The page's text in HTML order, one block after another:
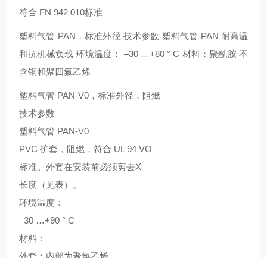
符合 FN 942 010标准
塑料气管 PAN，标准外径 技术参数 塑料气管 PAN 耐高温
和抗机械负载 环境温度： –30 …+80 ° C 材料：聚酰胺 不
含铜和聚四氟乙烯
塑料气管 PAN-V0，标准外径，阻燃
技术参数
塑料气管 PAN-V0
PVC 护套，阻燃，符合 UL 94 VO
标准。外套在安装前必须剪去X
长度（见表）。
环境温度：
–30 …+90 ° C
材料：
外套：内部为聚氯乙烯